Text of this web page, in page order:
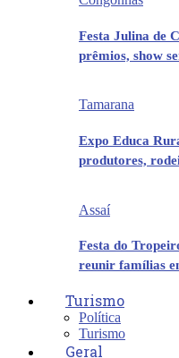
Festa Julina de
prêmios, show
Tamarana
Expo Educa
produtores,
Assaí
Festa do
reunir famílias
Turismo
Política
Turismo
Geral